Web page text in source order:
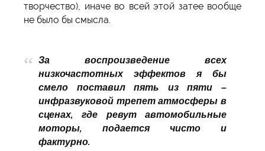
творчество), иначе во всей этой затее вообще
не было бы смысла.
За воспроизведение всех
низкочастотных эффектов я бы
смело поставил пять из пяти –
инфразвуковой трепет атмосферы в
сценах, где ревут автомобильные
моторы, подается чисто и
фактурно.